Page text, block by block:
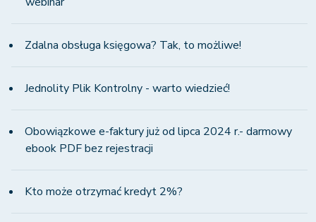
Zdalna obsługa księgowa? Tak, to możliwe!
Jednolity Plik Kontrolny - warto wiedzieć!
Obowiązkowe e-faktury już od lipca 2024 r.- darmowy
ebook PDF bez rejestracji
Kto może otrzymać kredyt 2%?